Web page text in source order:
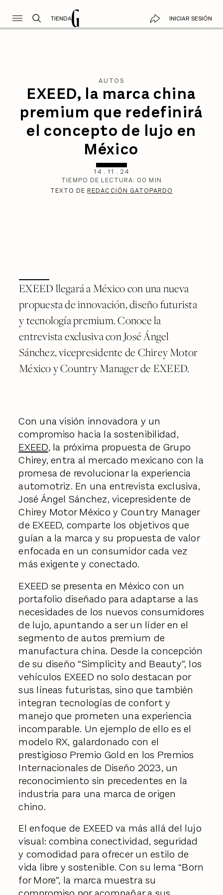
TIENDA INICIAR SESIÓN
AUTOS
EXEED, la marca china
premium que redefinirá
el concepto de lujo en
México
14 . 11 . 24
TIEMPO DE LECTURA: 00 MIN
TEXTO DEREDACCIÓN GATOPARDO
EXEED llegará a México con una nueva
propuesta de innovación, diseño futurista
y tecnología premium. Conoce la
entrevista exclusiva con José Ángel
Sánchez, vicepresidente de Chirey Motor
México y Country Manager de EXEED.
Con una visión innovadora y un
compromiso hacia la sostenibilidad,
EXEED, la próxima propuesta de Grupo
Chirey, entra al mercado mexicano con la
promesa de revolucionar la experiencia
automotriz. En una entrevista exclusiva,
José Ángel Sánchez, vicepresidente de
Chirey Motor México y Country Manager
de EXEED, comparte los objetivos que
guían a la marca y su propuesta de valor
enfocada en un consumidor cada vez
más exigente y conectado.
EXEED se presenta en México con un
portafolio diseñado para adaptarse a las
necesidades de los nuevos consumidores
de lujo, apuntando a ser un líder en el
segmento de autos premium de
manufactura china. Desde la concepción
de su diseño “Simplicity and Beauty”, los
vehículos EXEED no solo destacan por
sus líneas futuristas, sino que también
integran tecnologías de confort y
manejo que prometen una experiencia
incomparable. Un ejemplo de ello es el
modelo RX, galardonado con el
prestigioso Premio Gold en los Premios
Internacionales de Diseño 2023, un
reconocimiento sin precedentes en la
industria para una marca de origen
chino.
El enfoque de EXEED va más allá del lujo
visual: combina conectividad, seguridad
y comodidad para ofrecer un estilo de
vida libre y sostenible. Con su lema “Born
for More”, la marca muestra su